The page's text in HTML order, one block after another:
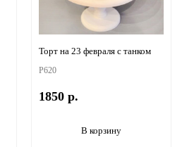
Торт на 23 февраля с танком
P620
1850 р.
В корзину